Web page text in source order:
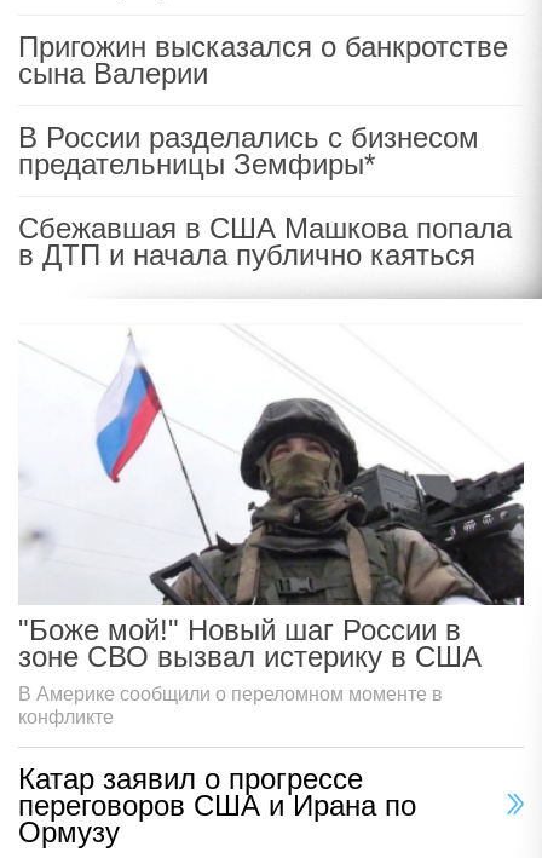
Пригожин высказался о банкротстве
сына Валерии
В России разделались с бизнесом
предательницы Земфиры*
Сбежавшая в США Машкова попала
в ДТП и начала публично каяться
"Боже мой!" Новый шаг России в
зоне СВО вызвал истерику в США
В Америке сообщили о переломном моменте в
конфликте
Катар заявил о прогрессе
переговоров США и Ирана по
Ормузу